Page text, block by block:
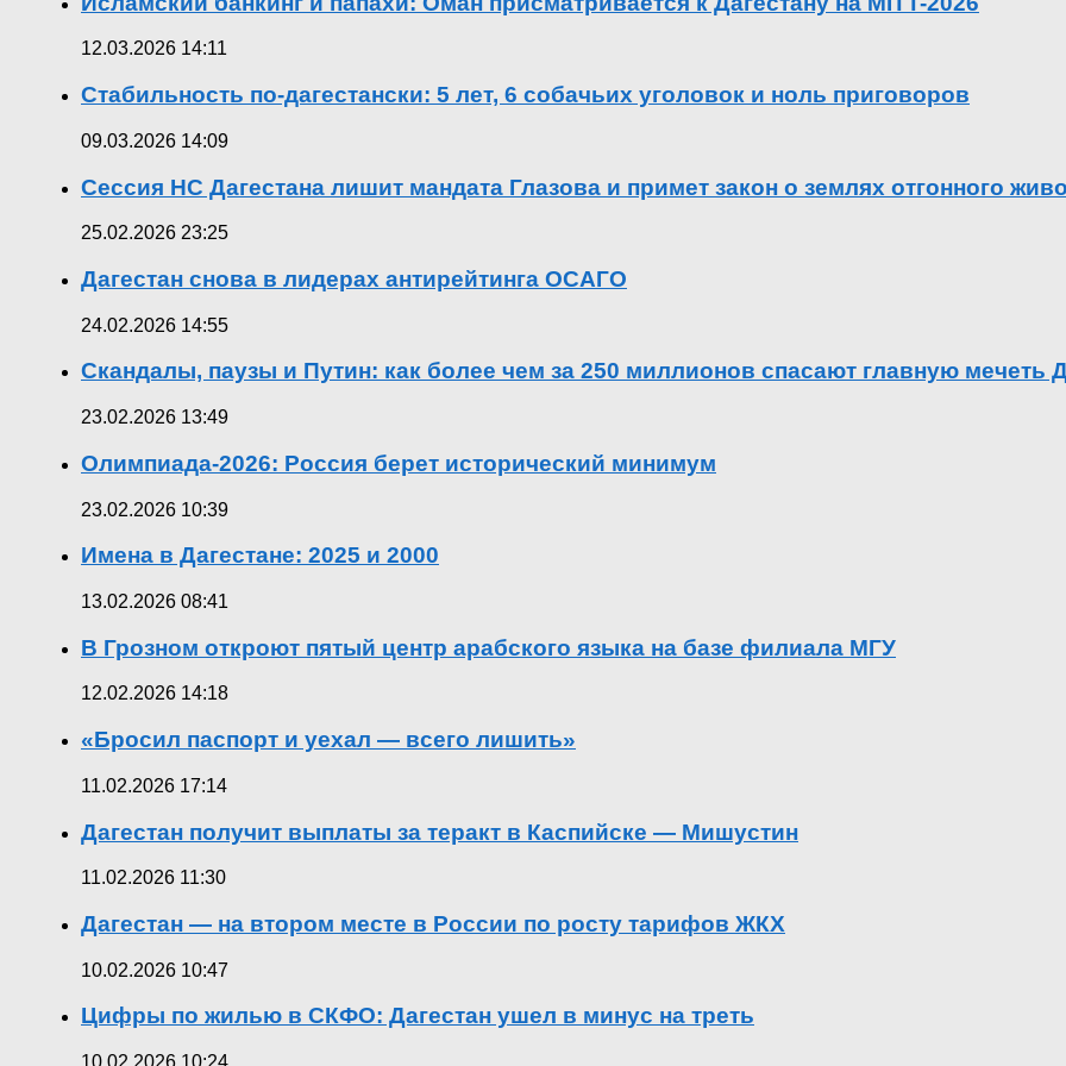
12.03.2026 14:11
Стабильность по-дагестански: 5 лет, 6 собачьих уголовок и ноль приговоров
09.03.2026 14:09
Сессия НС Дагестана лишит мандата Глазова и примет закон о землях отгонного
25.02.2026 23:25
Дагестан снова в лидерах антирейтинга ОСАГО
24.02.2026 14:55
Скандалы, паузы и Путин: как более чем за 250 миллионов спасают главную мечеть
23.02.2026 13:49
Олимпиада-2026: Россия берет исторический минимум
23.02.2026 10:39
Имена в Дагестане: 2025 и 2000
13.02.2026 08:41
В Грозном откроют пятый центр арабского языка на базе филиала МГУ
12.02.2026 14:18
«Бросил паспорт и уехал — всего лишить»
11.02.2026 17:14
Дагестан получит выплаты за теракт в Каспийске — Мишустин
11.02.2026 11:30
Дагестан — на втором месте в России по росту тарифов ЖКХ
10.02.2026 10:47
Цифры по жилью в СКФО: Дагестан ушел в минус на треть